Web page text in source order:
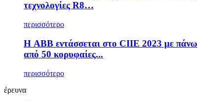
τεχνολογίες R8…
περισσότερο
Η ABB εντάσσεται στο CIIE 2023 με πάνω
από 50 κορυφαίες...
περισσότερο
έρευνα